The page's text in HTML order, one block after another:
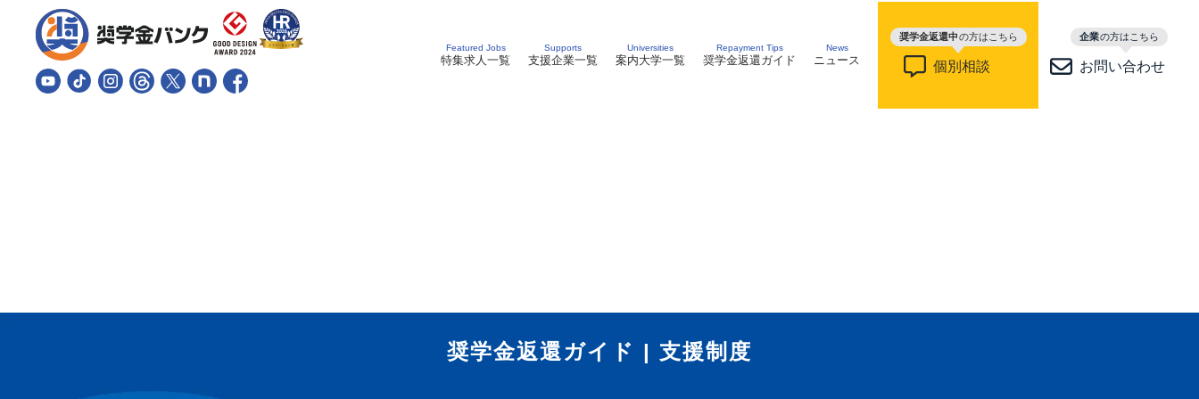
Featured Jobs
特集求人一覧
Supports
支援企業一覧
Universities
案内大学一覧
Repayment Tips
奨学金返還ガイド
News
ニュース
奨学金返還中の方はこちら
個別相談
企業の方はこちら
お問い合わせ
奨学金返還ガイド | 支援制度